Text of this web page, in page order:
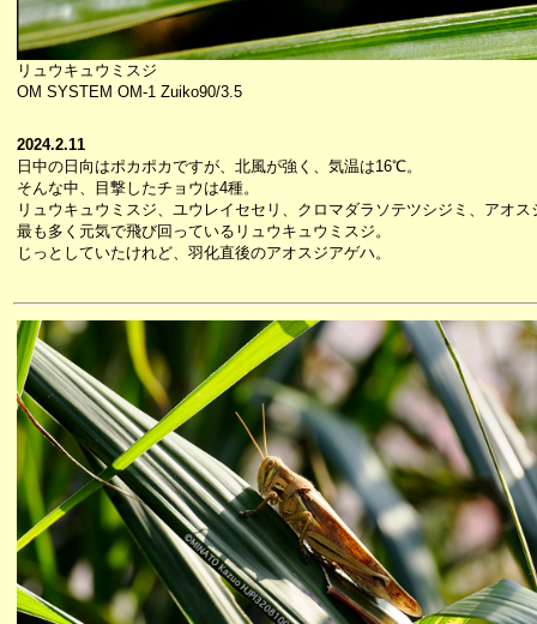
リュウキュウミスジ
OM SYSTEM OM-1 Zuiko90/3.5
2024.2.11
日中の日向はポカポカですが、北風が強く、気温は16℃。
そんな中、目撃したチョウは4種。
リュウキュウミスジ、ユウレイセセリ、クロマダラソテツシジミ、アオス
最も多く元気で飛び回っているリュウキュウミスジ。
じっとしていたけれど、羽化直後のアオスジアゲハ。